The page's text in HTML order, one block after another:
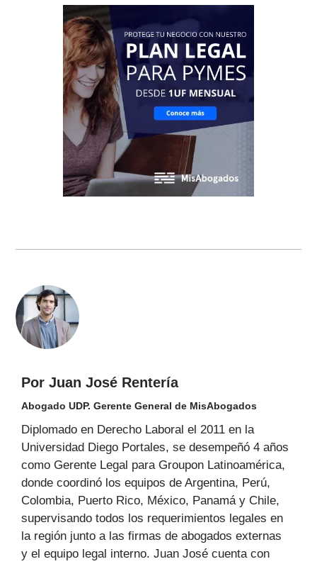
Por Juan José Rentería
Abogado UDP. Gerente General de MisAbogados
Diplomado en Derecho Laboral el 2011 en la
Universidad Diego Portales, se desempeñó 4 años
como Gerente Legal para Groupon Latinoamérica,
donde coordinó los equipos de Argentina, Perú,
Colombia, Puerto Rico, México, Panamá y Chile,
supervisando todos los requerimientos legales en
la región junto a las firmas de abogados externas
y el equipo legal interno. Juan José cuenta con